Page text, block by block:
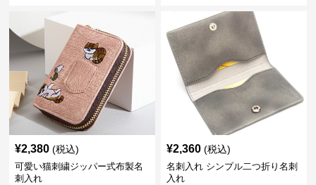
¥2,380 (税込)
可愛い猫刺繍ジッパー式布製名
刺入れ
¥2,360 (税込)
名刺入れ シンプル二つ折り名刺
入れ